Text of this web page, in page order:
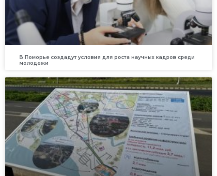
В Поморье создадут условия для роста научных кадров среди
молодежи